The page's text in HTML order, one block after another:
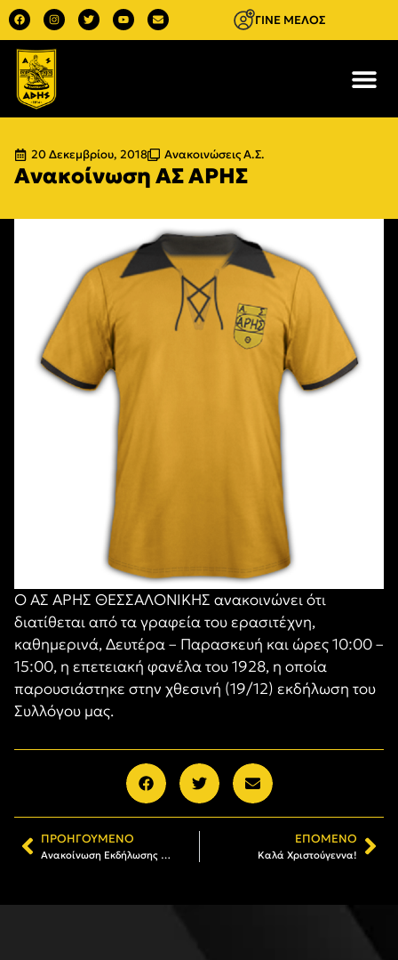
ΓΙΝΕ ΜΕΛΟΣ
20 Δεκεμβρίου, 2018 Ανακοινώσεις Α.Σ.
Ανακοίνωση ΑΣ ΑΡΗΣ
Ο ΑΣ ΑΡΗΣ ΘΕΣΣΑΛΟΝΙΚΗΣ ανακοινώνει ότι
διατίθεται από τα γραφεία του ερασιτέχνη,
καθημερινά, Δευτέρα – Παρασκευή και ώρες 10:00 –
15:00, η επετειακή φανέλα του 1928, η οποία
παρουσιάστηκε στην χθεσινή (19/12) εκδήλωση του
Συλλόγου μας.
ΠΡΟΗΓΟΎΜΕΝΟ
Ανακοίνωση Εκδήλωσης ΑΣ ΑΡΗΣ
ΕΠΌΜΕΝΟ
Καλά Χριστούγεννα!